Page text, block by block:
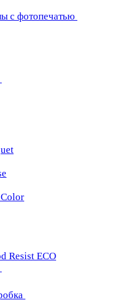
с фотопечатью
Resist ECO